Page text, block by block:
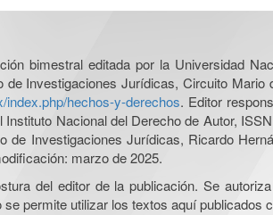
bimestral editada por la Universidad
Investigaciones Jurídicas, Circuito
hechos-y-derechos. Editor
Nacional del Derecho de Autor,
Investigaciones Jurídicas, Ricardo
marzo de 2025.
del editor de la publicación. Se
permite utilizar los textos aquí publicados